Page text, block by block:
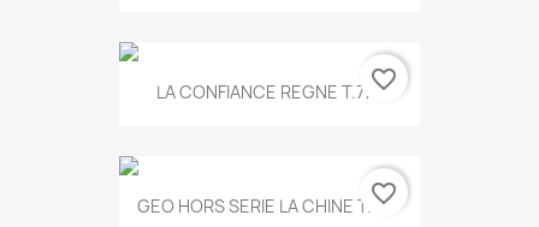
LA CONFIANCE REGNE T.778favorite_border
GEO HORS SERIE LA CHINE T.497
favorite_border